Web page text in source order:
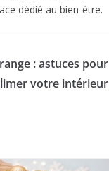
dédié au bien-être.
: astuces pour
votre intérieur